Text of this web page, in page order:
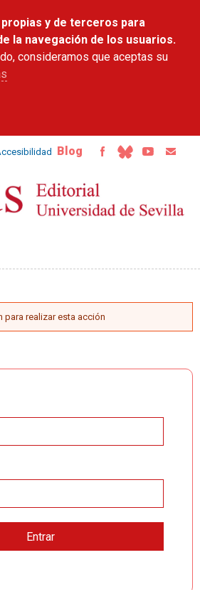
contenido y de terceros para
la navegación de los usuarios.
consideramos que aceptas su
Blog
DE ERROR
para realizar esta acción